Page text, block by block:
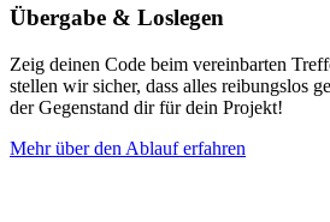
Übergabe & Loslegen
Zeig deinen Code beim vereinbarten
stellen wir sicher, dass alles reibungslos
der Gegenstand dir für dein Projekt!
Mehr über den Ablauf erfahren